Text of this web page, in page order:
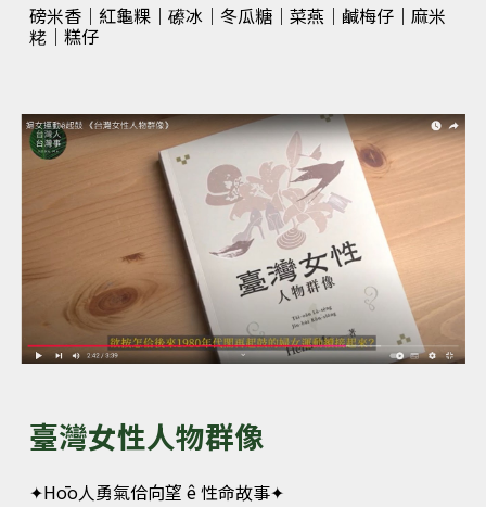
磅米香｜紅龜粿｜礤冰｜冬瓜糖｜菜燕｜鹹梅仔｜麻米
粩｜糕仔
臺灣女性人物群像
✦Hōo人勇氣佮向望 ê 性命故事✦